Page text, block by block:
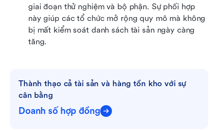
giai đoạn thử nghiệm và bộ phận. Sự phối hợp
này giúp các tổ chức mở rộng quy mô mà không
bị mất kiểm soát danh sách tài sản ngày càng
tăng.
Thành thạo cả tài sản và hàng tồn kho với sự
cân bằng
Doanh số hợp đồng